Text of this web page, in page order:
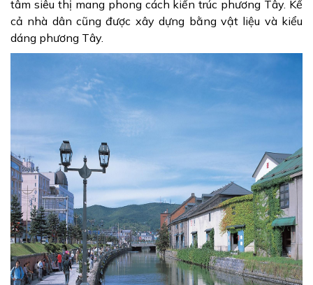
tâm siêu thị mang phong cách kiến trúc phương Tây. Kể
cả nhà dân cũng được xây dựng bằng vật liệu và kiểu
dáng phương Tây.